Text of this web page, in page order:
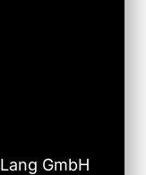
Lang